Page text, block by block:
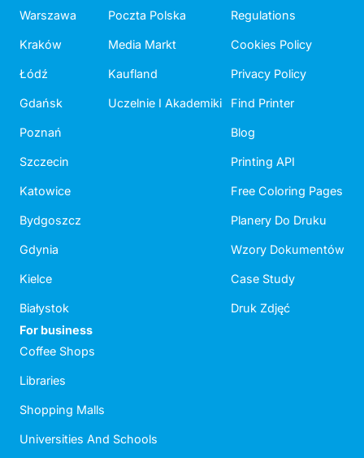
Warszawa
Kraków
Łódź
Gdańsk
Poznań
Szczecin
Katowice
Bydgoszcz
Gdynia
Kielce
Białystok
Poczta Polska
Media Markt
Kaufland
Uczelnie I Akademiki
Regulations
Cookies Policy
Privacy Policy
Find Printer
Blog
Printing API
Free Coloring Pages
Planery Do Druku
Wzory Dokumentów
Case Study
Druk Zdjęć
For business
Coffee Shops
Libraries
Shopping Malls
Universities And Schools